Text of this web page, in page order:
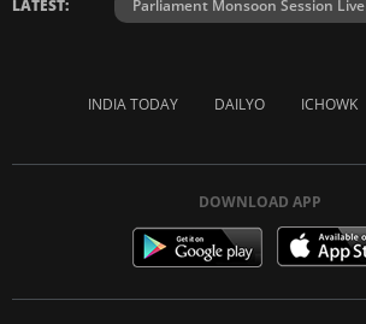
LATEST: Parliament Monsoon Session Live
INDIA TODAY DAILYO ICHOWK
DOWNLOAD APP